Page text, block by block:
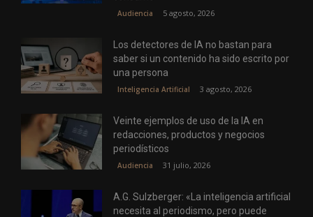
Audiencia 5 agosto, 2026
Los detectores de IA no bastan para
saber si un contenido ha sido escrito por
una persona
Inteligencia Artificial 3 agosto, 2026
Veinte ejemplos de uso de la IA en
redacciones, productos y negocios
periodísticos
Audiencia 31 julio, 2026
A.G. Sulzberger: «La inteligencia artificial
necesita al periodismo, pero puede